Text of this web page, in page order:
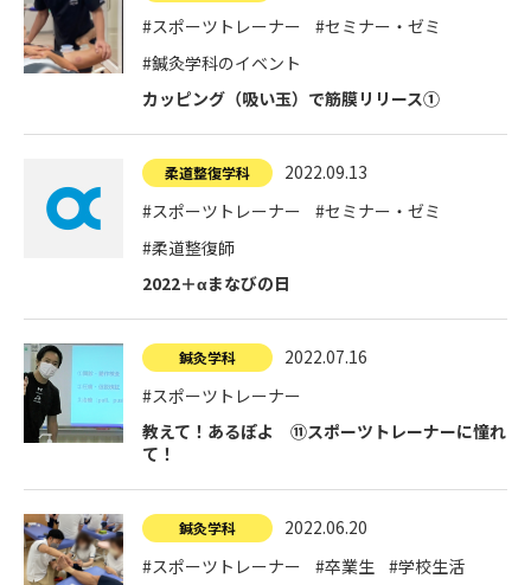
#スポーツトレーナー
#セミナー・ゼミ
#鍼灸学科のイベント
カッピング（吸い玉）で筋膜リリース①
柔道整復学科
2022.09.13
#スポーツトレーナー
#セミナー・ゼミ
#柔道整復師
2022＋αまなびの日
鍼灸学科
2022.07.16
#スポーツトレーナー
教えて！あるぽよ ⑪スポーツトレーナーに憧れ
て！
鍼灸学科
2022.06.20
#スポーツトレーナー
#卒業生 #学校生活